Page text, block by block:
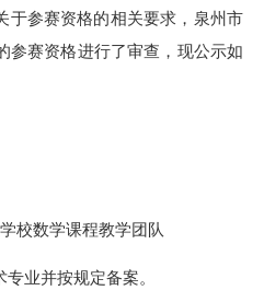
于参赛资格的相关要求，泉州市
参赛资格进行了审查，现公示如
数学课程教学团队
业并按规定备案。